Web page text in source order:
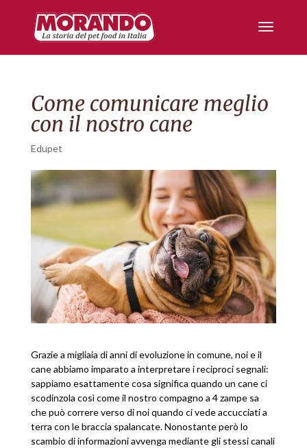
Come comunicare meglio
con il nostro cane
Edupet
Grazie a migliaia di anni di evoluzione in comune, noi e il
cane abbiamo imparato a interpretare i reciproci segnali:
sappiamo esattamente cosa significa quando un cane ci
scodinzola così come il nostro compagno a 4 zampe sa
che può correre verso di noi quando ci vede accucciati a
terra con le braccia spalancate. Nonostante però lo
scambio di informazioni avvenga mediante gli stessi canali